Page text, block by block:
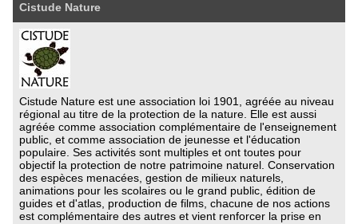
Cistude Nature
Cistude Nature est une association loi 1901, agréée au niveau
régional au titre de la protection de la nature. Elle est aussi
agréée comme association complémentaire de l'enseignement
public, et comme association de jeunesse et l'éducation
populaire. Ses activités sont multiples et ont toutes pour
objectif la protection de notre patrimoine naturel. Conservation
des espèces menacées, gestion de milieux naturels,
animations pour les scolaires ou le grand public, édition de
guides et d'atlas, production de films, chacune de nos actions
est complémentaire des autres et vient renforcer la prise en